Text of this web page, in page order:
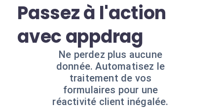
Passez à l'action
avec appdrag
Ne perdez plus aucune
donnée. Automatisez le
traitement de vos
formulaires pour une
réactivité client inégalée.